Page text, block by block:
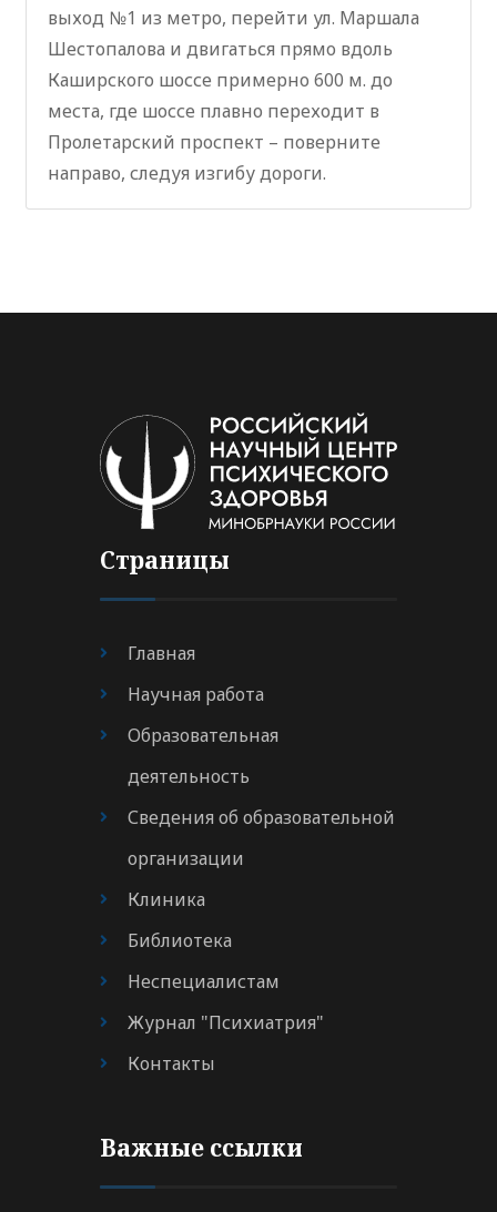
выход №1 из метро, перейти ул. Маршала
Шестопалова и двигаться прямо вдоль
Каширского шоссе примерно 600 м. до
места, где шоссе плавно переходит в
Пролетарский проспект – поверните
направо, следуя изгибу дороги.
Страницы
Главная
Научная работа
Образовательная
деятельность
Сведения об образовательной
организации
Клиника
Библиотека
Неспециалистам
Журнал "Психиатрия"
Контакты
Важные ссылки